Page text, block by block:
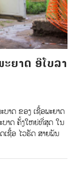
ຍາດ ອີໂບລາ
າດ ຂອງ ເຊື້ອພະຍາດ
ບາດ ຄັ້ງໃຫຍ່ທີ່ສຸດ ໃນ
ຊື້ອ ໄວຣັດ ສາຍພັນ